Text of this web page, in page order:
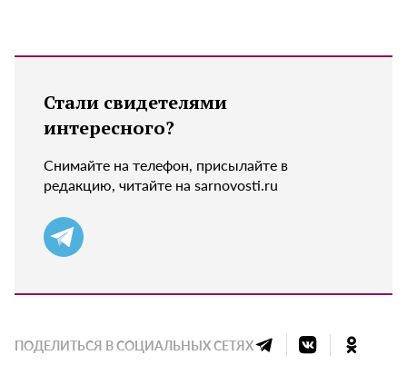
Стали свидетелями
интересного?
Снимайте на телефон, присылайте в
редакцию, читайте на sarnovosti.ru
ПОДЕЛИТЬСЯ В СОЦИАЛЬНЫХ СЕТЯХ